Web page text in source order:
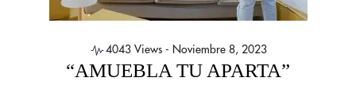
4043 Views - Noviembre 8, 2023
“AMUEBLA TU APARTA”